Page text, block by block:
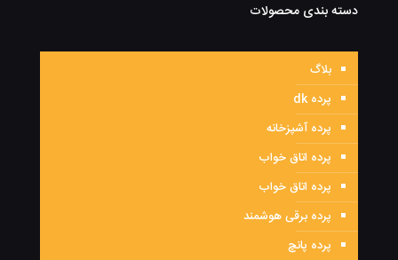
دسته بندی محصولات
بلاگ
پرده dk
پرده آشپزخانه
پرده اتاق خواب
پرده اتاق خواب
پرده برقی هوشمند
پرده پانچ